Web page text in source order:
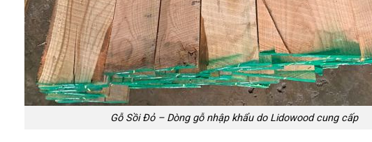
Gỗ Sồi Đỏ – Dòng gỗ nhập khẩu do Lidowood cung cấp